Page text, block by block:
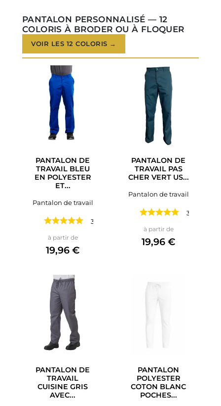
PANTALON PERSONNALISÉ — 12
COLORIS À BRODER OU À FLOQUER
VOIR LES 12 COLORIS →
PANTALON DE
TRAVAIL BLEU
EN POLYESTER
ET...
Pantalon de travail
3 avis
à partir dePrix
19,96 €
PANTALON DE
TRAVAIL PAS
CHER VERT US...
Pantalon de travail
3 avis
à partir dePrix
19,96 €
PANTALON DE
TRAVAIL
CUISINE GRIS
AVEC...
PANTALON
POLYESTER
COTON BLANC
POCHES...